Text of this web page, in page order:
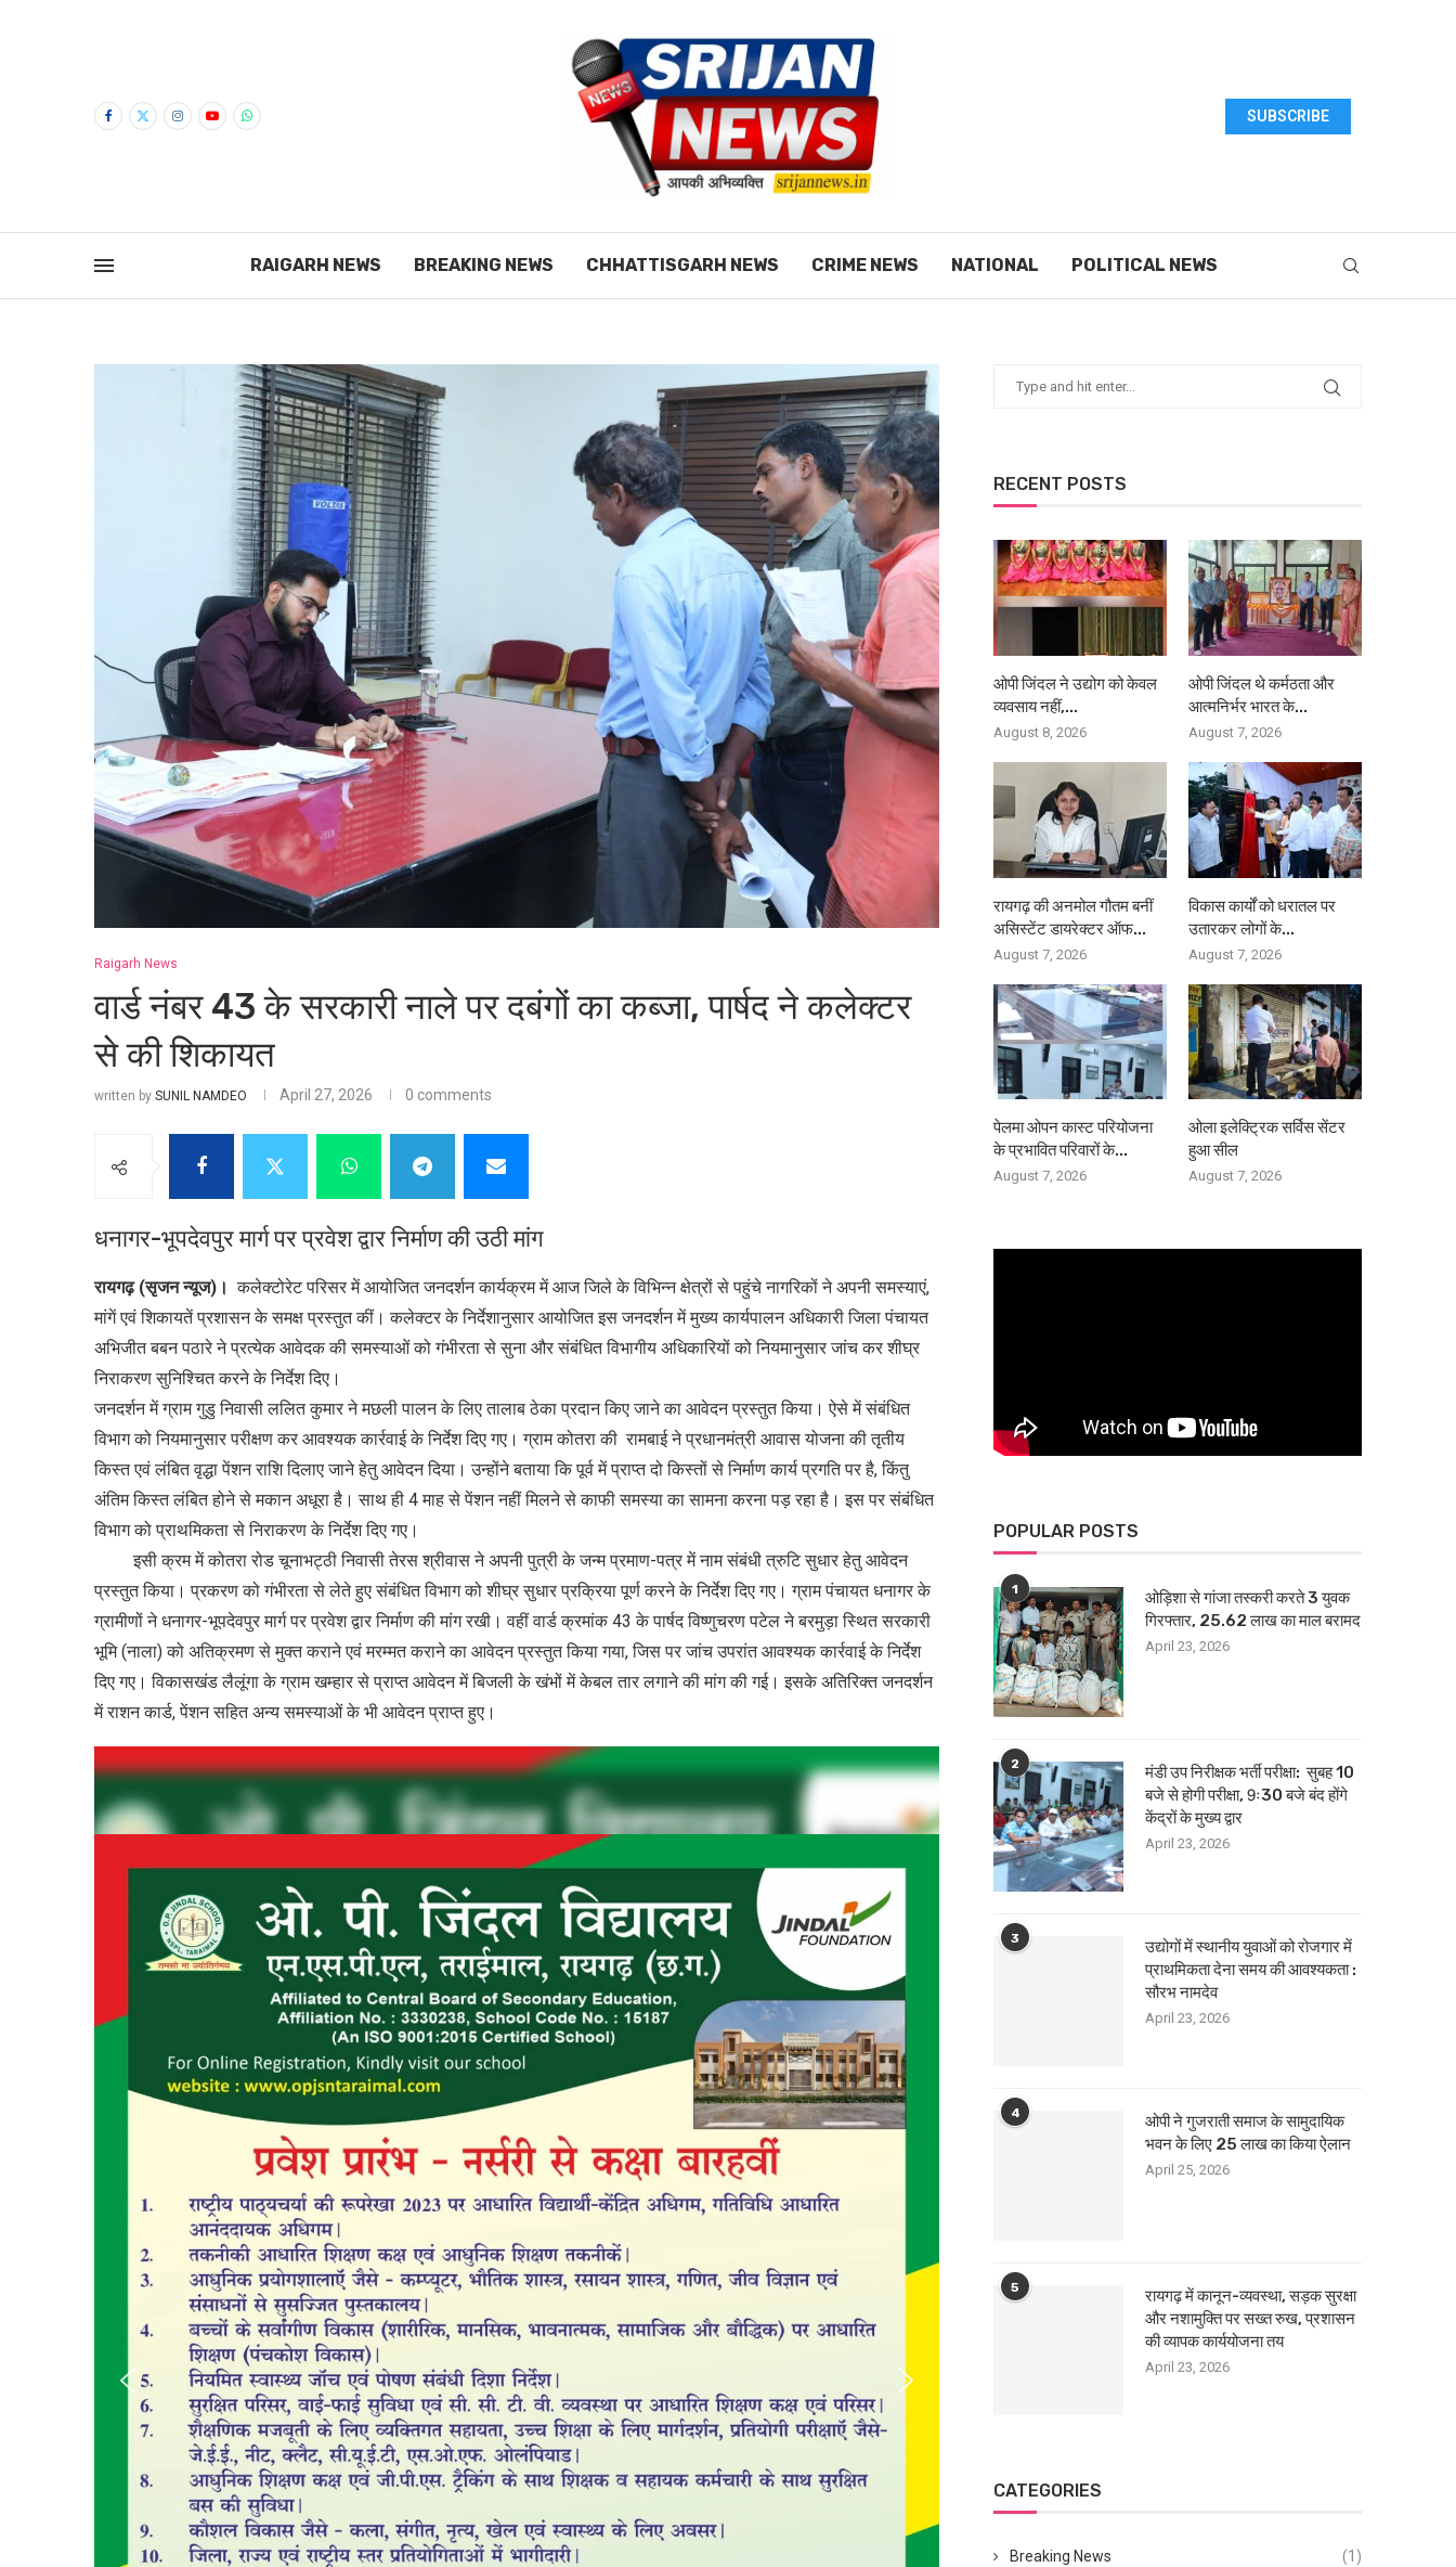
SUBSCRIBE
RAIGARH NEWS BREAKING NEWS CHHATTISGARH NEWS CRIME NEWS NATIONAL POLITICAL NEWS
Raigarh News
वार्ड नंबर 43 के सरकारी नाले पर दबंगों का कब्जा, पार्षद ने कलेक्टर
से की शिकायत
written by SUNIL NAMDEO April 27, 2026 0 comments
धनागर-भूपदेवपुर मार्ग पर प्रवेश द्वार निर्माण की उठी मांग
रायगढ़ (सृजन न्यूज)। कलेक्टोरेट परिसर में आयोजित जनदर्शन कार्यक्रम में आज जिले के विभिन्न क्षेत्रों से पहुंचे नागरिकों ने अपनी समस्याएं,
मांगें एवं शिकायतें प्रशासन के समक्ष प्रस्तुत कीं। कलेक्टर के निर्देशानुसार आयोजित इस जनदर्शन में मुख्य कार्यपालन अधिकारी जिला पंचायत
अभिजीत बबन पठारे ने प्रत्येक आवेदक की समस्याओं को गंभीरता से सुना और संबंधित विभागीय अधिकारियों को नियमानुसार जांच कर शीघ्र
निराकरण सुनिश्चित करने के निर्देश दिए।
जनदर्शन में ग्राम गुडु निवासी ललित कुमार ने मछली पालन के लिए तालाब ठेका प्रदान किए जाने का आवेदन प्रस्तुत किया। ऐसे में संबंधित
विभाग को नियमानुसार परीक्षण कर आवश्यक कार्रवाई के निर्देश दिए गए। ग्राम कोतरा की रामबाई ने प्रधानमंत्री आवास योजना की तृतीय
किस्त एवं लंबित वृद्धा पेंशन राशि दिलाए जाने हेतु आवेदन दिया। उन्होंने बताया कि पूर्व में प्राप्त दो किस्तों से निर्माण कार्य प्रगति पर है, किंतु
अंतिम किस्त लंबित होने से मकान अधूरा है। साथ ही 4 माह से पेंशन नहीं मिलने से काफी समस्या का सामना करना पड़ रहा है। इस पर संबंधित
विभाग को प्राथमिकता से निराकरण के निर्देश दिए गए।
इसी क्रम में कोतरा रोड चूनाभट्ठी निवासी तेरस श्रीवास ने अपनी पुत्री के जन्म प्रमाण-पत्र में नाम संबंधी त्रुटि सुधार हेतु आवेदन
प्रस्तुत किया। प्रकरण को गंभीरता से लेते हुए संबंधित विभाग को शीघ्र सुधार प्रक्रिया पूर्ण करने के निर्देश दिए गए। ग्राम पंचायत धनागर के
ग्रामीणों ने धनागर-भूपदेवपुर मार्ग पर प्रवेश द्वार निर्माण की मांग रखी। वहीं वार्ड क्रमांक 43 के पार्षद विष्णुचरण पटेल ने बरमुड़ा स्थित सरकारी
भूमि (नाला) को अतिक्रमण से मुक्त कराने एवं मरम्मत कराने का आवेदन प्रस्तुत किया गया, जिस पर जांच उपरांत आवश्यक कार्रवाई के निर्देश
दिए गए। विकासखंड लैलूंगा के ग्राम खम्हार से प्राप्त आवेदन में बिजली के खंभों में केबल तार लगाने की मांग की गई। इसके अतिरिक्त जनदर्शन
में राशन कार्ड, पेंशन सहित अन्य समस्याओं के भी आवेदन प्राप्त हुए।
RECENT POSTS
ओपी जिंदल ने उद्योग को केवल
व्यवसाय नहीं,...
August 8, 2026
ओपी जिंदल थे कर्मठता और
आत्मनिर्भर भारत के...
August 7, 2026
रायगढ़ की अनमोल गौतम बनीं
असिस्टेंट डायरेक्टर ऑफ...
August 7, 2026
विकास कार्यों को धरातल पर
उतारकर लोगों के...
August 7, 2026
पेलमा ओपन कास्ट परियोजना
के प्रभावित परिवारों के...
August 7, 2026
ओला इलेक्ट्रिक सर्विस सेंटर
हुआ सील
August 7, 2026
POPULAR POSTS
1
ओड़िशा से गांजा तस्करी करते 3 युवक
गिरफ्तार, 25.62 लाख का माल बरामद
April 23, 2026
2
मंडी उप निरीक्षक भर्ती परीक्षा: सुबह 10
बजे से होगी परीक्षा, 9ः30 बजे बंद होंगे
केंद्रों के मुख्य द्वार
April 23, 2026
3
उद्योगों में स्थानीय युवाओं को रोजगार में
प्राथमिकता देना समय की आवश्यकता :
सौरभ नामदेव
April 23, 2026
4
ओपी ने गुजराती समाज के सामुदायिक
भवन के लिए 25 लाख का किया ऐलान
April 25, 2026
5
रायगढ़ में कानून-व्यवस्था, सड़क सुरक्षा
और नशामुक्ति पर सख्त रुख, प्रशासन
की व्यापक कार्ययोजना तय
April 23, 2026
CATEGORIES
Breaking News (1)